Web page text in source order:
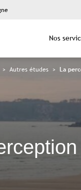
Nos
> Autres études > La